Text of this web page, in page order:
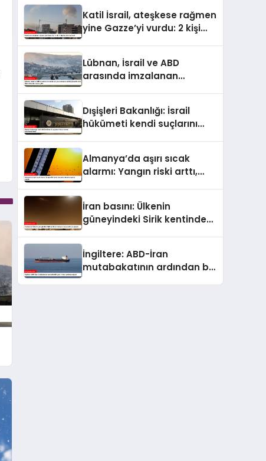
Katil İsrail, ateşkese rağmen
yine Gazze’yi vurdu: 2 kişi
Lübnan, İsrail ve ABD
arasında imzalanan
detaylar ortaya çıktı
Dışişleri Bakanlığı: İsrail
hükümeti kendi suçlarını
Almanya’da aşırı sıcak
alarmı: Yangın riski arttı,
İran basını: Ülkenin
güneyindeki Sirik kentinde
İngiltere: ABD-İran
mutabakatının ardından bir